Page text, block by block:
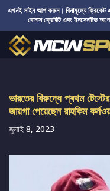
এখনই সাইন আপ করুন। বিনামূল্যে ক্রিকেট
বোনাস ক্রেডিট এবং ইনসেনটিভ
ভারতের বিরুদ্ধে প্ৰথম
জায়গা পেয়েছেন রাহকিম
জুলাই 8, 2023